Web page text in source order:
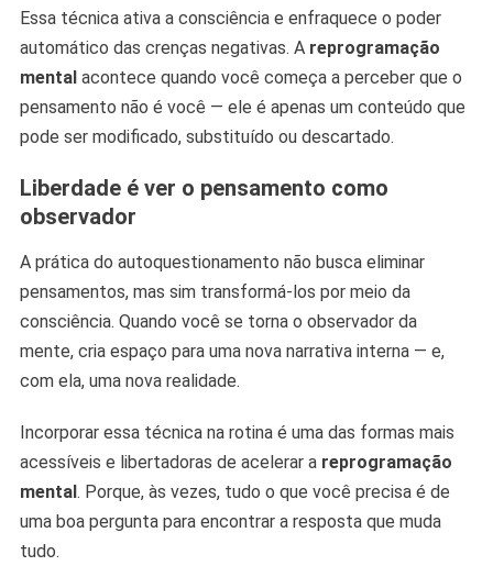
Essa técnica ativa a consciência e enfraquece o poder
automático das crenças negativas. A reprogramação
mentalacontece quando você começa a perceber que o
pensamento não é você — ele é apenas um conteúdo que
pode ser modificado, substituído ou descartado.
Liberdade é ver o pensamento como
observador
A prática do autoquestionamento não busca eliminar
pensamentos, mas sim transformá-los por meio da
consciência. Quando você se torna o observador da
mente, cria espaço para uma nova narrativa interna — e,
com ela, uma nova realidade.
Incorporar essa técnica na rotina é uma das formas mais
acessíveis e libertadoras de acelerar a reprogramação
mental. Porque, às vezes, tudo o que você precisa é de
uma boa pergunta para encontrar a resposta que muda
tudo.